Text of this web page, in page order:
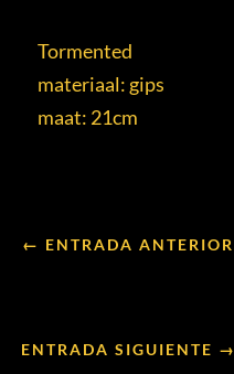
Tormented
materiaal: gips
maat: 21cm
← ENTRADA ANTERIOR
ENTRADA SIGUIENTE →